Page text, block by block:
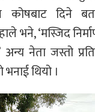
कोषबाट दिने
भने, ‘मस्जिद
नेता जस्तो
थियो ।